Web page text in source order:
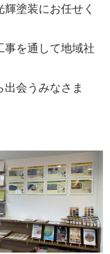
塗装にお任せく
事を通して地域社
会うみなさま